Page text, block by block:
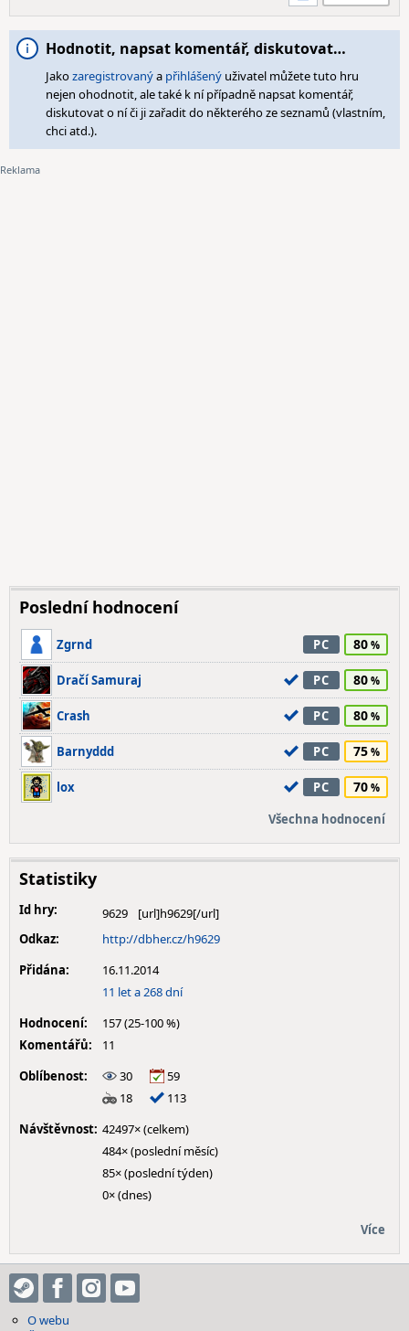
Hodnotit, napsat komentář, diskutovat…
Jakozaregistrovanýa přihlášený uživatel můžete tuto hru
nejen ohodnotit, ale také k ní případně napsat komentář,
diskutovat o ní či ji zařadit do některého ze seznamů (vlastním,
chci atd.).
Poslední hodnocení
Zgrnd PC 80
Dračí Samuraj PC 80
Crash PC 80
Barnyddd PC 75
lox PC 70
Všechna hodnocení
Statistiky
Id hry:
9629
Odkaz:
http://dbher.cz/h9629
Přidána:
16.11.2014
11 let a 268 dní
Hodnocení:
157 (25-100 %)
Komentářů:
11
Oblíbenost:
30
59
18
113
Návštěvnost: 42497× (celkem)
484× (poslední měsíc)
85× (poslední týden)
0× (dnes)
Více
O webu